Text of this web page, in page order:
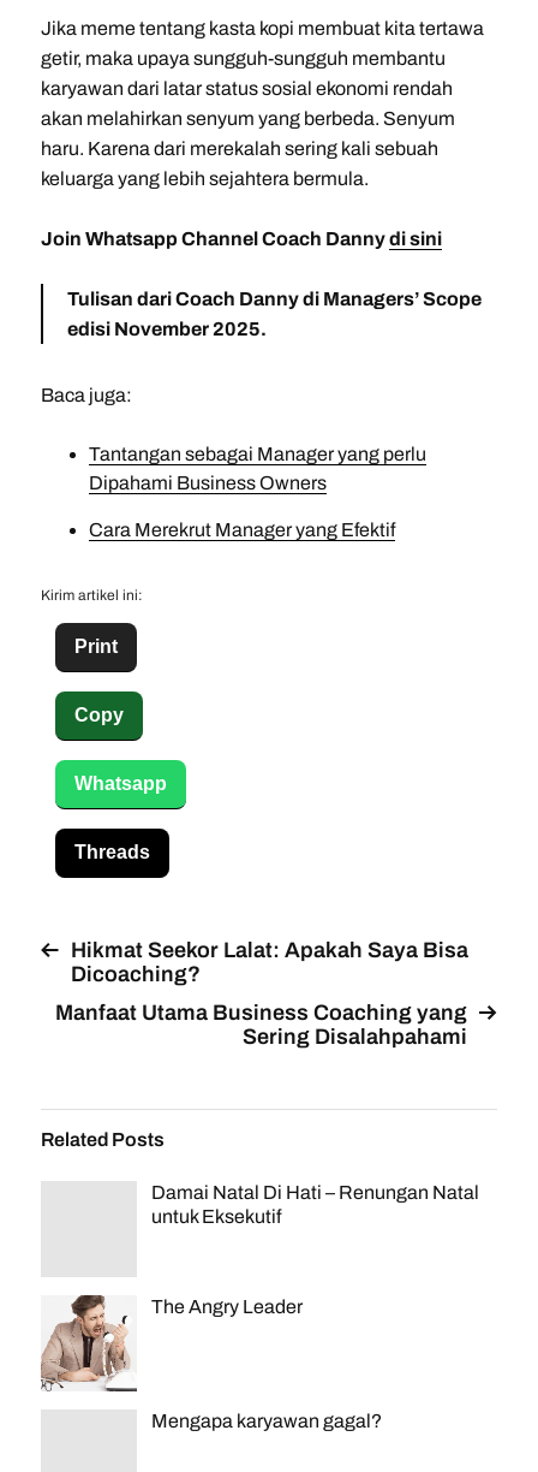
Jika meme tentang kasta kopi membuat kita tertawa
getir, maka upaya sungguh-sungguh membantu
karyawan dari latar status sosial ekonomi rendah
akan melahirkan senyum yang berbeda. Senyum
haru. Karena dari merekalah sering kali sebuah
keluarga yang lebih sejahtera bermula.
Join Whatsapp Channel Coach Dannydi sini
Tulisan dari Coach Danny di Managers’ Scope
edisi November 2025.
Baca juga:
Tantangan sebagai Manager yang perlu
Dipahami Business Owners
Cara Merekrut Manager yang Efektif
Kirim artikel ini:
Print
Copy
Whatsapp
Threads
Hikmat Seekor Lalat: Apakah Saya Bisa
Dicoaching?
Manfaat Utama Business Coaching yang
Sering Disalahpahami
Related Posts
Damai Natal Di Hati – Renungan Natal
untuk Eksekutif
The Angry Leader
Mengapa karyawan gagal?